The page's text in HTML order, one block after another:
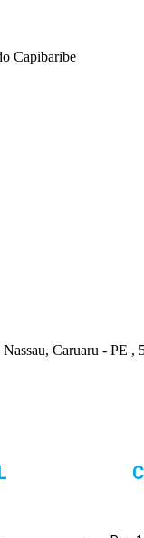
Capibaribe
Caruaru - PE ,